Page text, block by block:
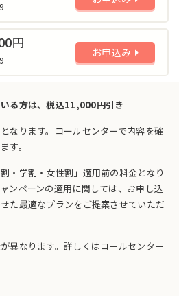
円
お申込み
る方は、税込11,000円引き
なります。コールセンターで内容を確
す。
・学割・女性割」適用前の料金となり
ンペーンの適用に関しては、お申し込
た最適なプランをご提案させていただ
異なります。詳しくはコールセンター